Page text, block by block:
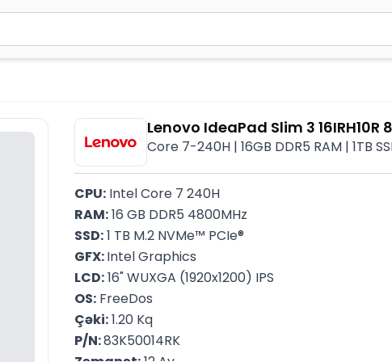
yazın. Göndərmək üçün Enter düyməsini basın və ya
Lenovo IdeaPad Slim 3 16IRH10R
Core 7-240H | 16GB DDR5 RAM | 1TB
CPU: Intel Core 7 240H
RAM: 16 GB DDR5 4800MHz
SSD: 1 TB M.2 NVMe™ PCIe®
GFX: Intel Graphics
LCD: 16" WUXGA (1920x1200) IPS
OS: FreeDos
Çəki: 1.20 Kq
P/N: 83K50014RK